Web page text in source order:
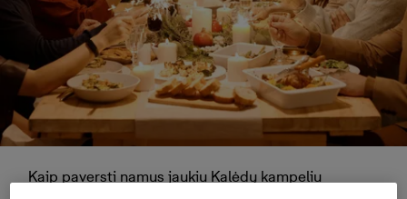
Kaip paversti namus jaukiu Kalėdų kampeliu